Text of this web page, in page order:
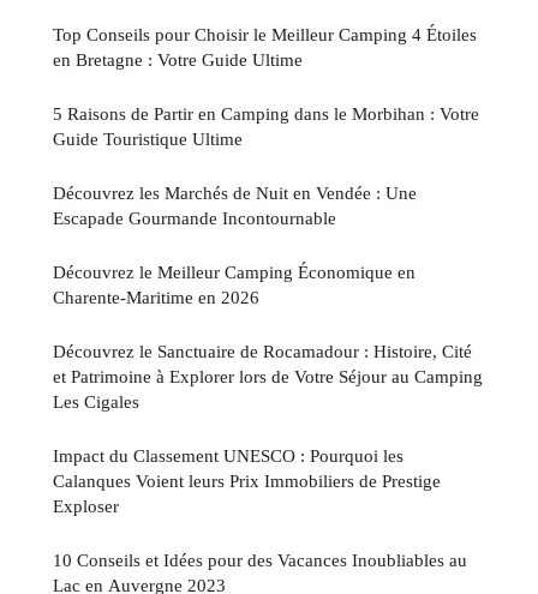
Top Conseils pour Choisir le Meilleur Camping 4 Étoiles
en Bretagne : Votre Guide Ultime
5 Raisons de Partir en Camping dans le Morbihan : Votre
Guide Touristique Ultime
Découvrez les Marchés de Nuit en Vendée : Une
Escapade Gourmande Incontournable
Découvrez le Meilleur Camping Économique en
Charente-Maritime en 2026
Découvrez le Sanctuaire de Rocamadour : Histoire, Cité
et Patrimoine à Explorer lors de Votre Séjour au Camping
Les Cigales
Impact du Classement UNESCO : Pourquoi les
Calanques Voient leurs Prix Immobiliers de Prestige
Exploser
10 Conseils et Idées pour des Vacances Inoubliables au
Lac en Auvergne 2023